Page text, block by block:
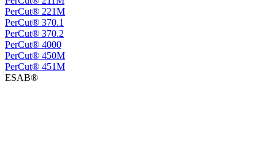
PerСut® 221M
PerСut® 370.1
PerСut® 370.2
PerСut® 4000
PerСut® 450M
PerСut® 451M
ESAB®